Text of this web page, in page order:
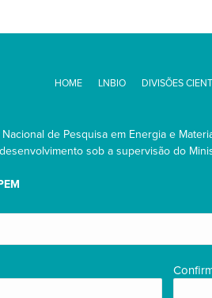
HOME LNBIO DIVISÕES
de Pesquisa em Energia e
sob a supervisão do